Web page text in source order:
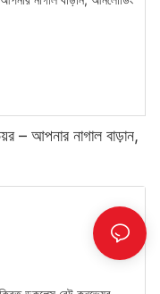
– আপনার নাগাল বাড়ান,